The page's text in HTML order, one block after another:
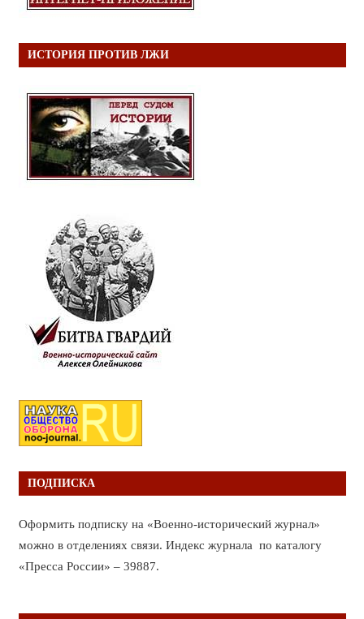
ИСТОРИЯ ПРОТИВ ЛЖИ
ПОДПИСКА
Оформить подписку на «Военно-исторический журнал»
можно в отделениях связи. Индекс журнала по каталогу
«Пресса России» – 39887.